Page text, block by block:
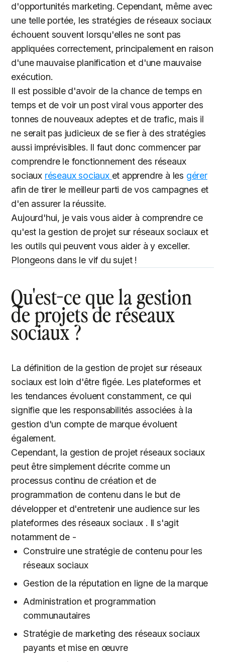
d'opportunités marketing. Cependant, même avec
une telle portée, les stratégies de réseaux sociaux
échouent souvent lorsqu'elles ne sont pas
appliquées correctement, principalement en raison
d'une mauvaise planification et d'une mauvaise
exécution.
Il est possible d'avoir de la chance de temps en
temps et de voir un post viral vous apporter des
tonnes de nouveaux adeptes et de trafic, mais il
ne serait pas judicieux de se fier à des stratégies
aussi imprévisibles. Il faut donc commencer par
comprendre le fonctionnement des réseaux
sociaux réseaux sociaux et apprendre à les gérer
afin de tirer le meilleur parti de vos campagnes et
d'en assurer la réussite.
Aujourd'hui, je vais vous aider à comprendre ce
qu'est la gestion de projet sur réseaux sociaux et
les outils qui peuvent vous aider à y exceller.
Plongeons dans le vif du sujet !
Qu'est-ce que la gestion
de projets de réseaux
sociaux ?
La définition de la gestion de projet sur réseaux
sociaux est loin d'être figée. Les plateformes et
les tendances évoluent constamment, ce qui
signifie que les responsabilités associées à la
gestion d'un compte de marque évoluent
également.
Cependant, la gestion de projet réseaux sociaux
peut être simplement décrite comme un
processus continu de création et de
programmation de contenu dans le but de
développer et d'entretenir une audience sur les
plateformes des réseaux sociaux . Il s'agit
notamment de -
Construire une stratégie de contenu pour les
réseaux sociaux
Gestion de la réputation en ligne de la marque
Administration et programmation
communautaires
Stratégie de marketing des réseaux sociaux
payants et mise en œuvre